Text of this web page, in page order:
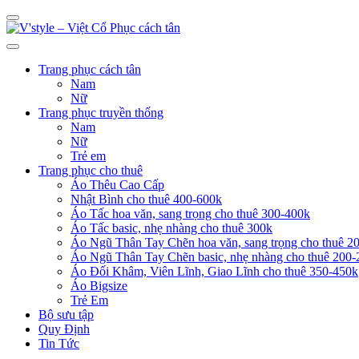
Trang phục cách tân
Nam
Nữ
Trang phục truyền thống
Nam
Nữ
Trẻ em
Trang phục cho thuê
Áo Thêu Cao Cấp
Nhật Bình cho thuê 400-600k
Áo Tấc hoa văn, sang trọng cho thuê 300-400k
Áo Tấc basic, nhẹ nhàng cho thuê 300k
Áo Ngũ Thân Tay Chẽn hoa văn, sang trọng cho thuê
Áo Ngũ Thân Tay Chẽn basic, nhẹ nhàng cho thuê
Áo Đối Khâm, Viên Lĩnh, Giao Lĩnh cho thuê 350-450k
Áo Bigsize
Trẻ Em
Bộ sưu tập
Quy Định
Tin Tức